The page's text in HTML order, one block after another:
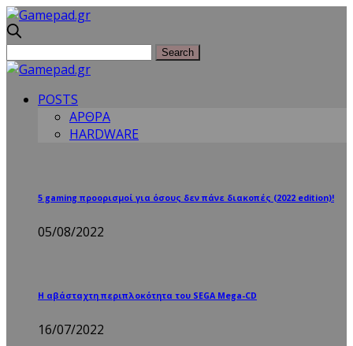
POSTS
ΑΡΘΡΑ
HARDWARE
5 gaming προορισμοί για όσους δεν πάνε διακοπές (2022 edition)!
05/08/2022
Η αβάσταχτη περιπλοκότητα του SEGA Mega-CD
16/07/2022